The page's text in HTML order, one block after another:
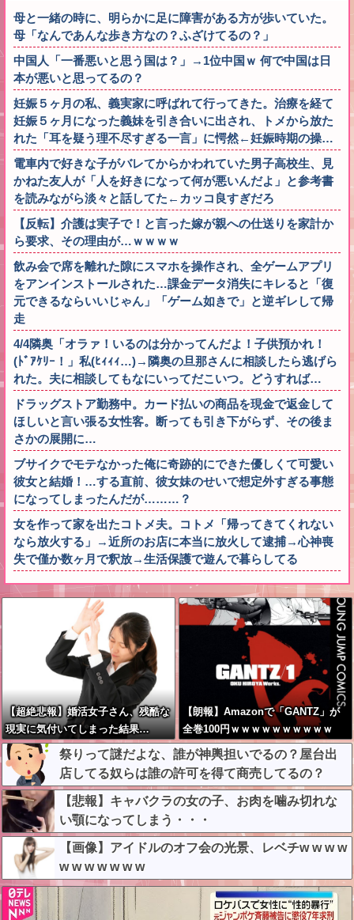
母と一緒の時に、明らかに足に障害がある方が歩いていた。
母「なんであんな歩き方なの？ふざけてるの？」
中国人「一番悪いと思う国は？」→1位中国ｗ 何で中国は日
本が悪いと思ってるの？
妊娠５ヶ月の私、義実家に呼ばれて行ってきた。治療を経て
妊娠５ヶ月になった義妹を引き合いに出され、トメから放た
れた「耳を疑う理不尽すぎる一言」に愕然←妊娠時期の操…
電車内で好きな子がバレてからかわれていた男子高校生、見
かねた友人が「人を好きになって何が悪いんだよ」と参考書
を読みながら淡々と話してた←カッコ良すぎだろ
【反転】介護は実子で！と言った嫁が親への仕送りを家計か
ら要求、その理由が…ｗｗｗｗ
飲み会で席を離れた隙にスマホを操作され、全ゲームアプリ
をアンインストールされた…課金データ消失にキレると「復
元できるならいいじゃん」「ゲーム如きで」と逆ギレして帰
走
4/4隣奥「オラァ！いるのは分かってんだよ！子供預かれ！
(ﾄﾞｱｹﾘｰ！」私(ﾋｨｨｨ…)→隣奥の旦那さんに相談したら逃げら
れた。夫に相談してもなにいってだこいつ。どうすれば…
ドラッグストア勤務中。カード払いの商品を現金で返金して
ほしいと言い張る女性客。断っても引き下がらず、その後ま
さかの展開に…
ブサイクでモテなかった俺に奇跡的にできた優しくて可愛い
彼女と結婚！…する直前、彼女妹のせいで想定外すぎる事態
になってしまったんだが………？
女を作って家を出たコトメ夫。コトメ「帰ってきてくれない
なら放火する」→近所のお店に本当に放火して逮捕→心神喪
失で僅か数ヶ月で釈放→生活保護で遊んで暮らしてる
【超絶悲報】婚活女子さん、残酷な
現実に気付いてしまった結果…
【朗報】Amazonで「GANTZ」が
全巻100円ｗｗｗｗｗｗｗｗｗｗ
祭りって謎だよな、誰が神輿担いでるの？屋台出
店してる奴らは誰の許可を得て商売してるの？
【悲報】キャバクラの女の子、お肉を噛み切れな
い顎になってしまう・・・
【画像】アイドルのオフ会の光景、レベチw w w w
w w w w w w w